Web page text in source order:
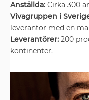
Anställda: Cirka 300
Vivagruppen i
leverantör med en
Leverantörer: 200
kontinenter.